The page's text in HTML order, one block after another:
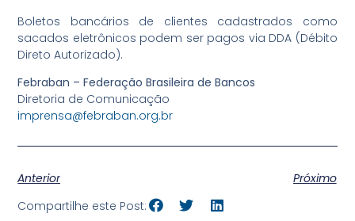
Boletos bancários de clientes cadastrados como
sacados eletrônicos podem ser pagos via DDA (Débito
Direto Autorizado).
Febraban – Federação Brasileira de Bancos
Diretoria de Comunicação
imprensa@febraban.org.br
Anterior
Próximo
Compartilhe este Post: